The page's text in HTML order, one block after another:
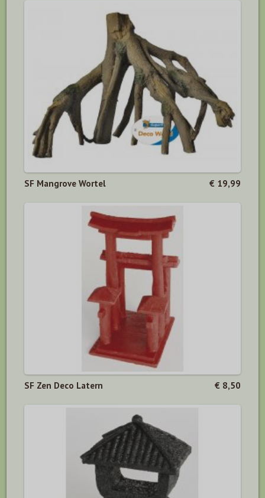
SF Mangrove Wortel € 19,99
SF Zen Deco Latern € 8,50